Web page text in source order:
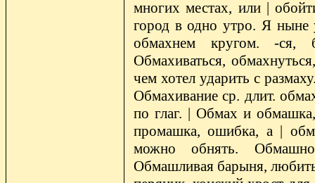
многих местах, или |
город в одно утро. Я ныне
обмахнем кругом. -ся,
Обмахиваться,
чем хотел ударить с
Обмахивание ср. длит.
по глаг. | Обмах и
промашка, ошибка, а |
можно обнять.
Обмашливая барыня,